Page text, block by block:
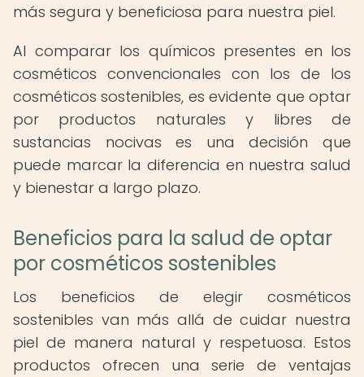
más segura y beneficiosa para nuestra piel.
Al comparar los químicos presentes en los
cosméticos convencionales con los de los
cosméticos sostenibles, es evidente que optar
por productos naturales y libres de
sustancias nocivas es una decisión que
puede marcar la diferencia en nuestra salud
y bienestar a largo plazo.
Beneficios para la salud de optar
por cosméticos sostenibles
Los beneficios de elegir cosméticos
sostenibles van más allá de cuidar nuestra
piel de manera natural y respetuosa. Estos
productos ofrecen una serie de ventajas